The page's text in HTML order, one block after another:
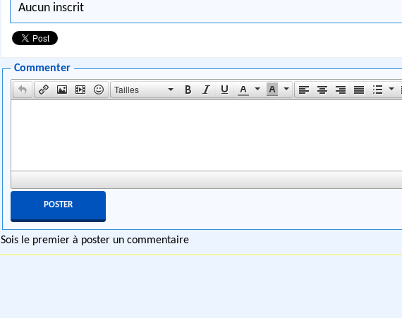
Aucun inscrit
Commenter
Tailles
Sois le premier à poster un commentaire